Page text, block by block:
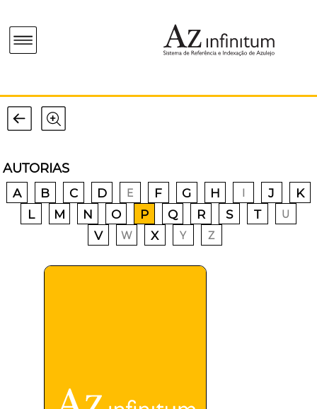
AUTORIAS
A B C D E F G H I J
K
L
M N O P Q R S T U
V W X Y Z